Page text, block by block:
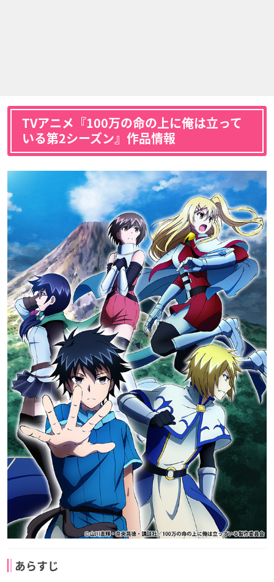
TVアニメ『100万の命の上に俺は立って
いる第2シーズン』作品情報
あらすじ